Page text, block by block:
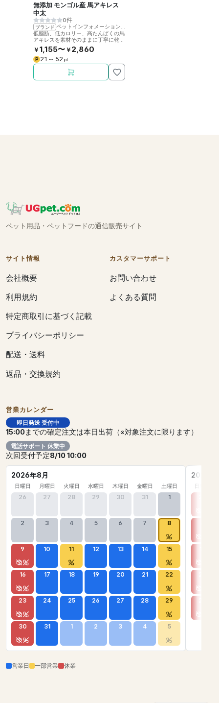
無添加 モンゴル産 馬アキレス
中太
0件
ブランド
ペットインフォメーションラック
低脂肪、低カロリー、高たんぱくの馬
アキレスを素材そのままに丁寧に乾燥
させました。噛むことで歯の健康をサ
ポート。
￥ 1,155〜 ￥ 2,860
P 21 〜 52 pt
ペット用品・ペットフードの通信販売サイト
サイト情報
会社概要
利用規約
特定商取引に基づく記載
プライバシーポリシー
配送・送料
返品・交換規約
カスタマーサポート
お問い合わせ
よくある質問
営業カレンダー
即日発送 受付中
15:00までの確定注文は本日出荷（※対象注文に限ります）
電話サポート 休業中
次回受付予定8/10 10:00
2026年8月
日曜日 月曜日 火曜日 水曜日 木曜日 金曜日 土曜日
26 27 28 29 30 31 1
2 3 4 5 6 7 8
9 10 11 12 13 14 15
16 17 18 19 20 21 22
23 24 25 26 27 28 29
30 31 1 2 3 4 5
2026年
日曜日
営業日 一部営業 休業